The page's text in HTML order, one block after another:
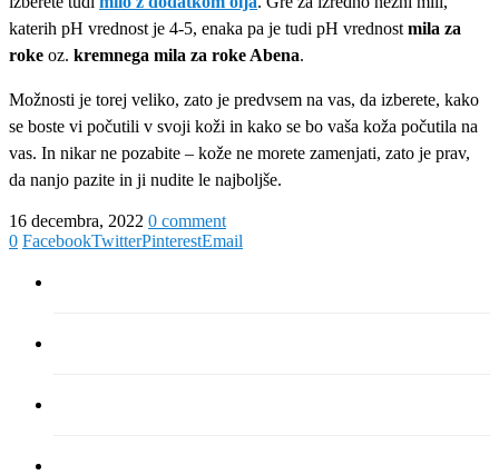
katerih pH vrednost je 4-5, enaka pa je tudi pH vrednost mila za
roke oz. kremnega mila za roke Abena.
Možnosti je torej veliko, zato je predvsem na vas, da izberete, kako
se boste vi počutili v svoji koži in kako se bo vaša koža počutila na
vas. In nikar ne pozabite – kože ne morete zamenjati, zato je prav,
da nanjo pazite in ji nudite le najboljše.
16 decembra, 2022 0 comment
0 FacebookTwitterPinterestEmail